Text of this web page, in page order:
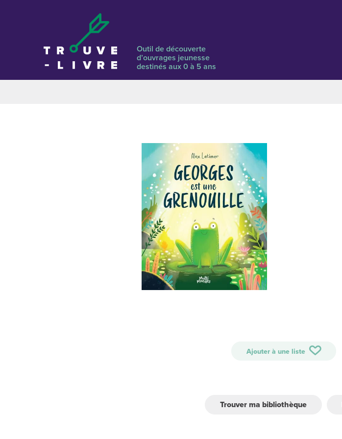
Outil de découverte
d’ouvrages jeunesse
destinés aux 0 à 5 ans
Ajouter à une liste
Trouver ma bibliothèque